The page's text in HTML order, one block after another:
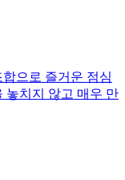
으로 즐거운 점심
놓치지 않고 매우 만